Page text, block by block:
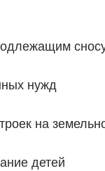
нужд
на
детей